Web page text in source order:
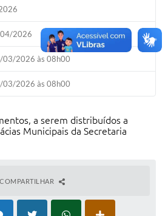
2026
03/2026 às 08h00
03/2026 às 08h00
a serem distribuídos a
Municipais da Secretaria
COMPARTILHAR